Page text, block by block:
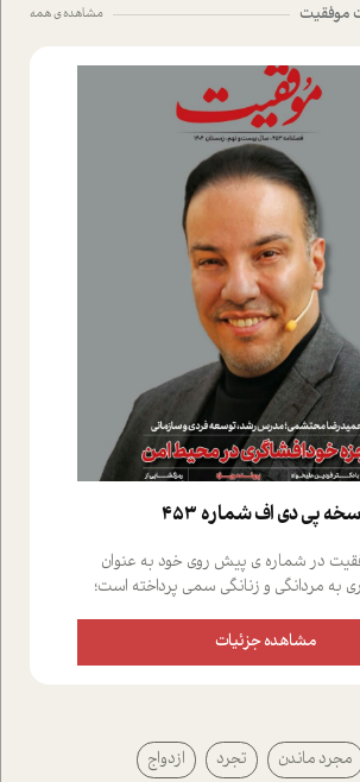
موفقیت مشاهده ی همه
پي دي اف شماره 453
در شماره ی پیش روی خود به عنوان
به مردانگی و زنانگی سمی پرداخته است؛
شناس در بخش های مختلف تلاش کرده ایم
گوناگون به این موضوع مهم بپردازیم.فصل
می کند.در بخش دو فنجان داغ به سراغ افرادی
را در عمل به اثبات رسانده اند؛ سید
مشاهده جزئیات
مجرد ماندن تجرد ازدواج